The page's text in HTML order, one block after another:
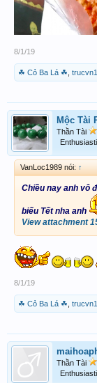
8/1/19
☘ Cỏ Ba Lá ☘
Mộc Tài
Thần Tài
VanLoc1989 nói: ↑
Chiều nay anh vô
biếu Tết nha anh
View attachment
8/1/19
☘ Cỏ Ba Lá ☘
Thần Tài